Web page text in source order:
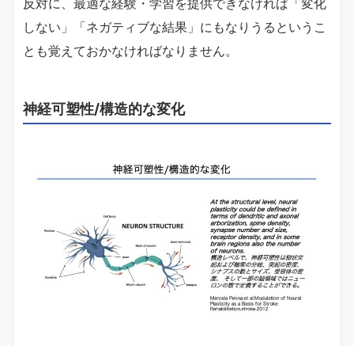
しない」「ネガティブな結果」にもなりうるというこ
とも覚えておかなければなりません。
神経可塑性/構造的な変化